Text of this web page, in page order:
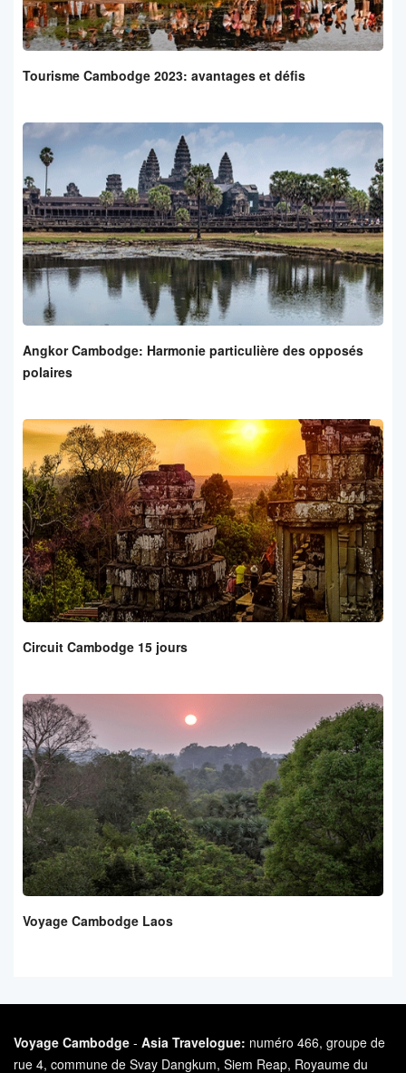
Tourisme Cambodge 2023: avantages et défis
Angkor Cambodge: Harmonie particulière des opposés
polaires
Circuit Cambodge 15 jours
Voyage Cambodge Laos
Voyage Cambodge - Asia Travelogue: numéro 466, groupe de
rue 4, commune de Svay Dangkum, Siem Reap, Royaume du